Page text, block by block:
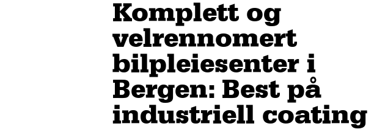
Komplett og
velrennomert
bilpleiesenter i
Bergen: Best på
industriell coating